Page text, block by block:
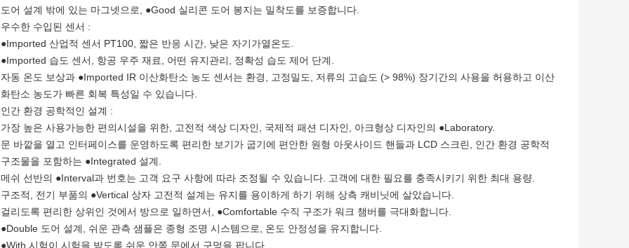
도어 설계 밖에 있는 마그넷으로, ●Good 실리콘 도어 봉지는 밀착도를 보증합니다.
우수한 수입된 센서 :
●Imported 산업적 센서 PT100, 짧은 반응 시간, 낮은 자기가열온도.
●Imported 습도 센서, 항공 우주 재료, 어떤 유지관리, 정확성 습도 제어 단계.
자동 온도 보상과 ●Imported IR 이산화탄소 농도 센서는 환경, 고정밀도, 저류의 고습도 (> 98%) 장기간의 사용을 허용하고 이산
화탄소 농도가 빠른 회복 특성일 수 있습니다.
인간 환경 공학적인 설계 :
가장 높은 사용가능한 편의시설을 위한, 고전적 색상 디자인, 국제적 패션 디자인, 아크형상 디자인의 ●Laboratory.
문 바깥을 열고 인터페이스를 운영하도록 편리한 보기가 굽기에 편안한 원형 아웃사이드 핸들과 LCD 스크린, 인간 환경 공학적
구조물을 포함하는 ●Integrated 설계.
메쉬 선반의 ●Interval과 번호는 고객 요구 사항에 따라 조정될 수 있습니다. 고객에 대한 필요를 충족시키기 위한 최대 용량.
구조적, 전기 부품의 ●Vertical 상자 고전적 설계는 유지를 용이하게 하기 위해 상측 캐비닛에 살았습니다.
걸리도록 편리한 상위인 것에서 방으로 일하면서, ●Comfortable 수직 구조가 워크 챔버를 극대화합니다.
●Double 도어 설계, 쉬운 관측 샘플은 종형 조명 시스템으로, 온도 안정성을 유지합니다.
●With 시험이 시험을 받도록 쉬운 안쪽 문에서 구멍을 팝니다.